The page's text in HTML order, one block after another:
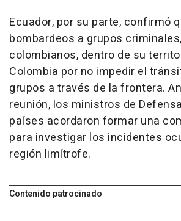
Ecuador, por su parte, confirmó
bombardeos a grupos
colombianos, dentro de su
Colombia por no impedir el
grupos a través de la frontera.
reunión, los ministros de
países acordaron formar una
para investigar los incidentes
región limítrofe.
Contenido patrocinado